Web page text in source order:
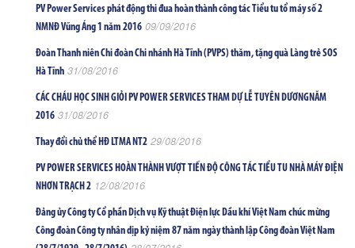
PV Power Services phát động thi đua hoàn thành công tác Tiểu tu tổ máy số 2
NMNĐ Vũng Áng 1 năm 2016 09/09/2016
Đoàn Thanh niên Chi đoàn Chi nhánh Hà Tĩnh (PVPS) thăm, tặng quà Làng trẻ SOS
Hà Tĩnh 31/08/2016
CÁC CHÁU HỌC SINH GIỎI PV POWER SERVICES THAM DỰ LỄ TUYÊN DƯƠNGNĂM
2016 31/08/2016
Thay đổi chủ thể HĐ LTMA NT2 29/08/2016
PV POWER SERVICES HOÀN THÀNH VƯỢT TIẾN ĐỘ CÔNG TÁC TIỂU TU NHÀ MÁY ĐIỆN
NHƠN TRẠCH 2 12/08/2016
Đảng ủy Công ty Cổ phần Dịch vụ Kỹ thuật Điện lực Dầu khí Việt Nam chúc mừng
Công đoàn Công ty nhân dịp kỷ niệm 87 năm ngày thành lập Công đoàn Việt Nam